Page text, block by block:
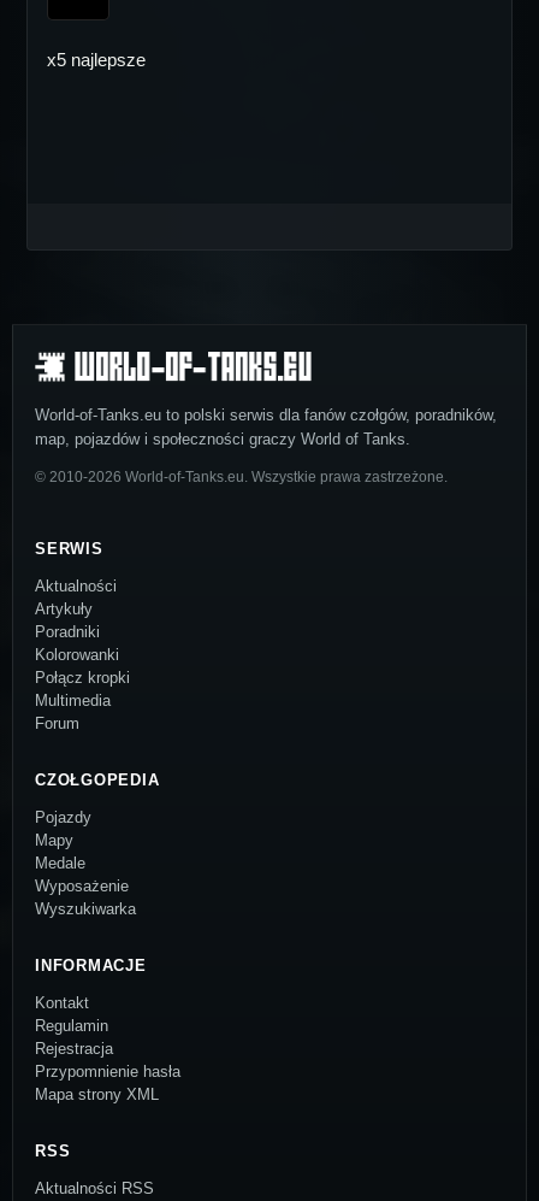
x5 najlepsze
World-of-Tanks.eu to polski serwis dla fanów czołgów, poradników,
map, pojazdów i społeczności graczy World of Tanks.
© 2010-2026 World-of-Tanks.eu. Wszystkie prawa zastrzeżone.
SERWIS
Aktualności
Artykuły
Poradniki
Kolorowanki
Połącz kropki
Multimedia
Forum
CZOŁGOPEDIA
Pojazdy
Mapy
Medale
Wyposażenie
Wyszukiwarka
INFORMACJE
Kontakt
Regulamin
Rejestracja
Przypomnienie hasła
Mapa strony XML
RSS
Aktualności RSS